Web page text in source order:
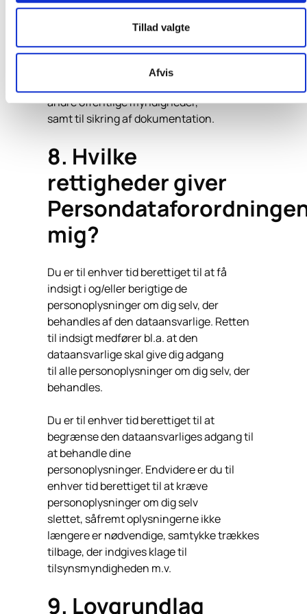
Tillad valgte
Afvis
arbejdsbetinget behov for at
behandle dem. Opbevaringsperioden er
fastsat i forhold til de forpligtelser,
SkatteInform er underlagt i
henhold til gældende lovgivning,
andre offentlige myndigheder,
samt til sikring af dokumentation.
8. Hvilke
rettigheder giver
mig?
Du er til enhver tid berettiget til at få
indsigt i og/eller berigtige de
personoplysninger om dig selv, der
behandles af den dataansvarlige. Retten
til indsigt medfører bl.a. at den
dataansvarlige skal give dig adgang
til alle personoplysninger om dig selv, der
behandles.
Du er til enhver tid berettiget til at
begrænse den dataansvarliges adgang til
at behandle dine
personoplysninger. Endvidere er du til
enhver tid berettiget til at kræve
personoplysninger om dig selv
slettet, såfremt oplysningerne ikke
længere er nødvendige, samtykke trækkes
tilbage, der indgives klage til
tilsynsmyndigheden m.v.
9. Lovgrundlag